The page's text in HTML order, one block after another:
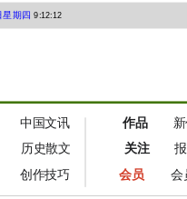
中国文讯 作品
历史散文 关注
创作技巧 会员 会
星期四 9:12:13